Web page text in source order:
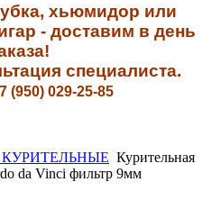
хьюмидор или
- доставим в день
специалиста.
(950) 029-25-85
КУРИТЕЛЬНЫЕ Курительная
da Vinci фильтр 9мм